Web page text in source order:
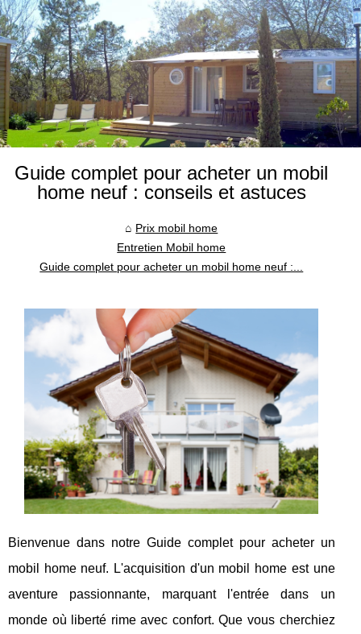
Guide complet pour acheter un mobil
home neuf : conseils et astuces
Prix mobil home
Entretien Mobil home
Guide complet pour acheter un mobil home neuf :...
Bienvenue dans notre Guide complet pour acheter un
mobil home neuf. L'acquisition d'un mobil home est une
aventure passionnante, marquant l'entrée dans un
monde où liberté rime avec confort. Que vous cherchiez